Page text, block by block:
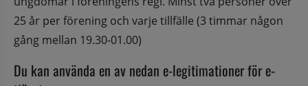
25 år per förening och varje tillfälle (3 timmar någon
gång mellan 19.30-01.00)
Du kan använda en av nedan e-legitimationer för e-